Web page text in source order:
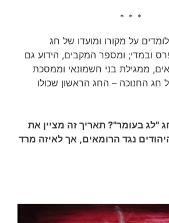
* * *
על מקורו ומועדו של חג
ובמדי; ומספר המקבים, הידוע גם
ממגילת בני חשמונאי וממסכת
חג החנוכה – החג הראשון שכולו
"לג בעומר"? תאריך זה מציין את
נגד הרומאים, אך לאיזה מרד